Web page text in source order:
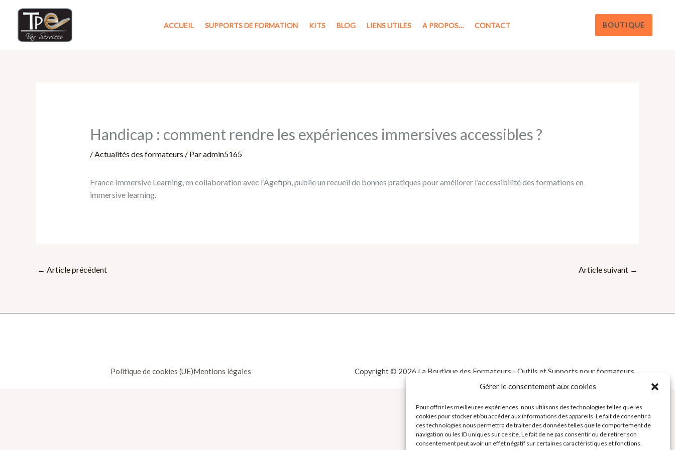
Gérer le consentement aux cookies
Pour offrir les meilleures expériences, nous utilisons des technologies telles que les
cookies pour stocker et/ou accéder aux informations des appareils. Le fait de consentir à
ces technologies nous permettra de traiter des données telles que le comportement de
navigation ou les ID uniques sur ce site. Le fait de ne pas consentir ou de retirer son
consentement peut avoir un effet négatif sur certaines caractéristiques et fonctions.
contenu
ACCUEIL SUPPORTS DE FORMATION KITS BLOG LIENS UTILES A PROPOS… CONTACT BOUTIQUE
Handicap : comment rendre les expériences immersives accessibles ?
/Actualités des formateurs / Paradmin5165
France Immersive Learning, en collaboration avec l’Agefiph, publie un recueil de bonnes pratiques pour améliorer l’accessibilité des formations en
immersive learning.
← Article précédent Article suivant →
Politique de cookies (UE)Mentions légales Copyright © 2026 La Boutique des Formateurs - Outils et Supports pour formateurs